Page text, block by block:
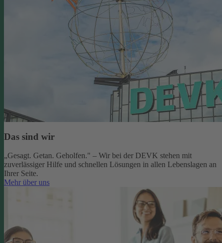
Das sind wir
„Gesagt. Getan. Geholfen." – Wir bei der DEVK stehen mit
zuverlässiger Hilfe und schnellen Lösungen in allen Lebenslagen an
Ihrer Seite.
Mehr über uns